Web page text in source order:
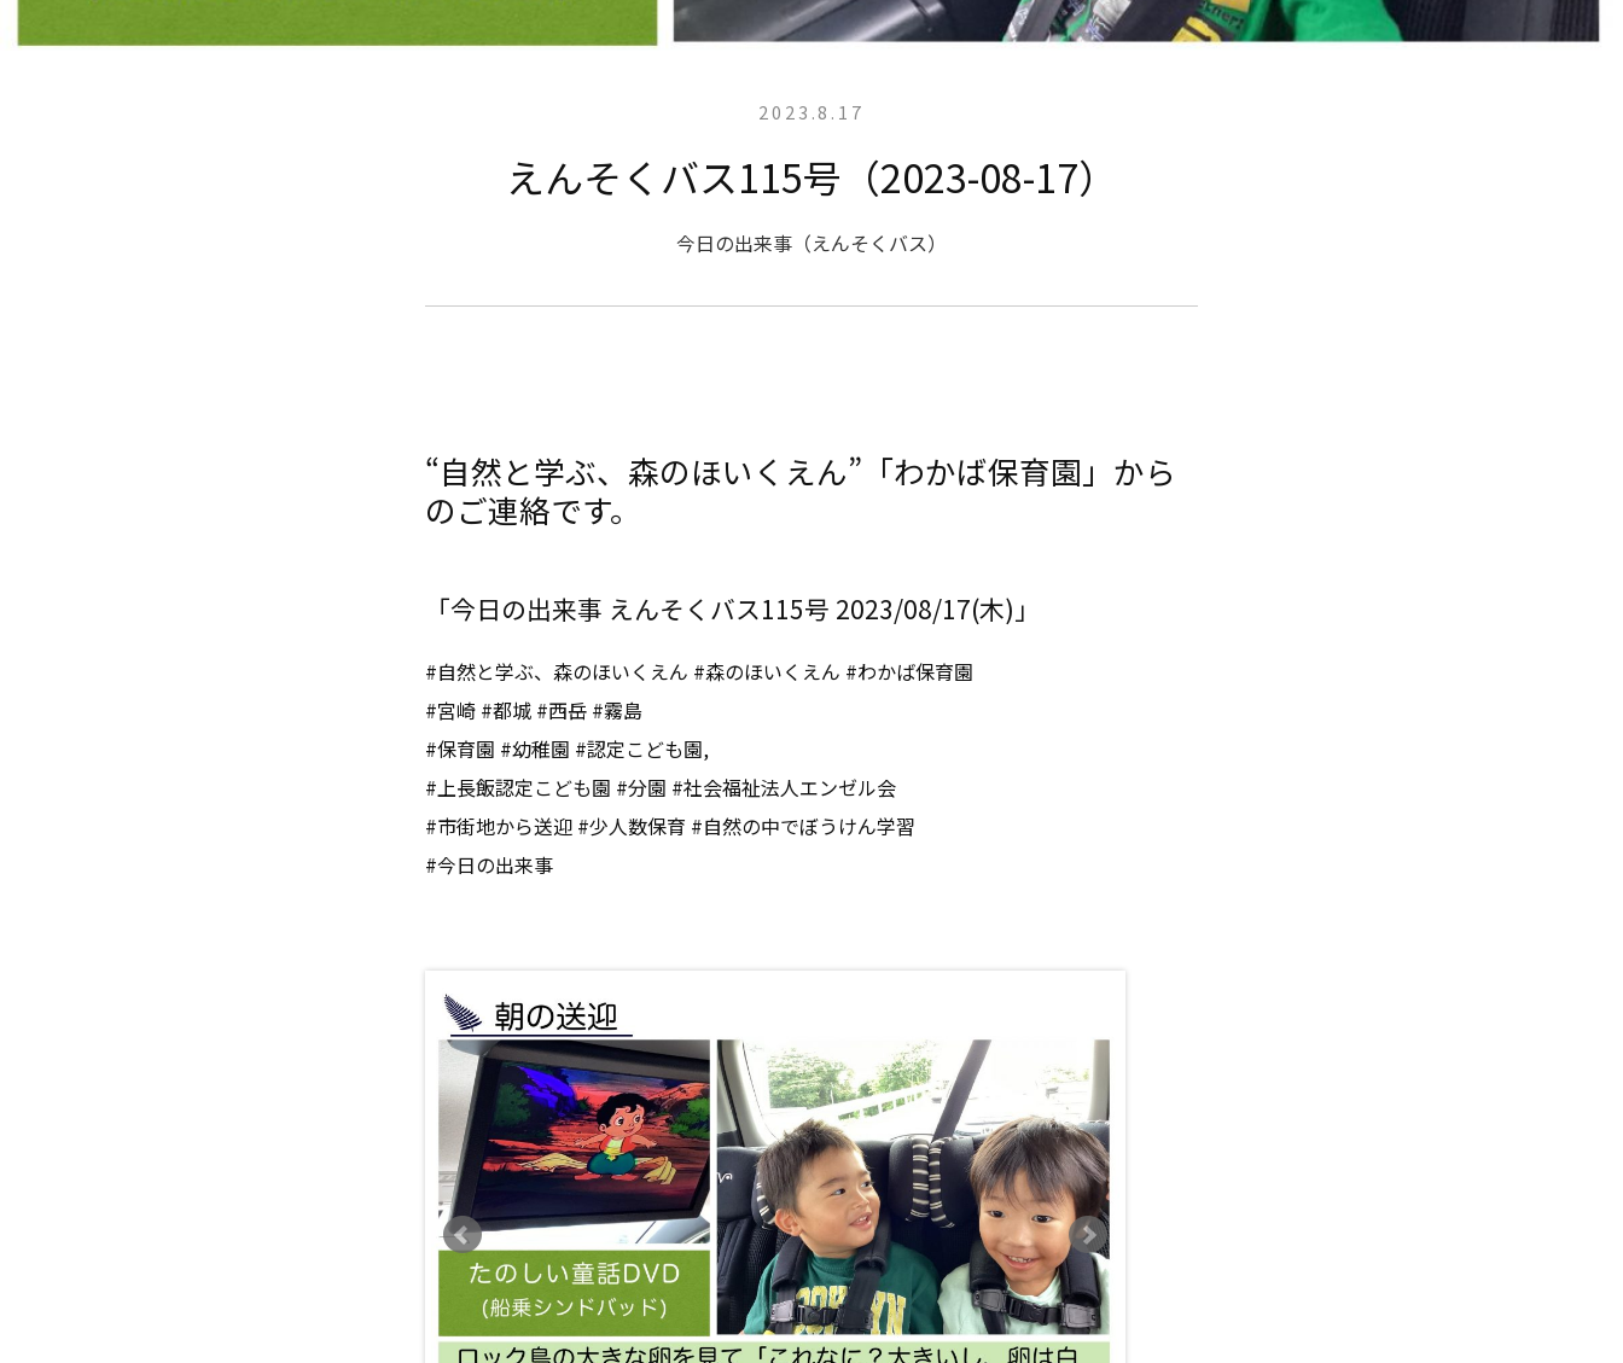
2023.8.17
えんそくバス115号（2023-08-17）
今日の出来事（えんそくバス）
“自然と学ぶ、森のほいくえん”「わかば保育園」から
のご連絡です。
「今日の出来事 えんそくバス115号 2023/08/17(木)」
#自然と学ぶ、森のほいくえん #森のほいくえん #わかば保育園
#宮崎 #都城 #西岳 #霧島
#保育園 #幼稚園 #認定こども園,
#上長飯認定こども園 #分園 #社会福祉法人エンゼル会
#市街地から送迎 #少人数保育 #自然の中でぼうけん学習
#今日の出来事